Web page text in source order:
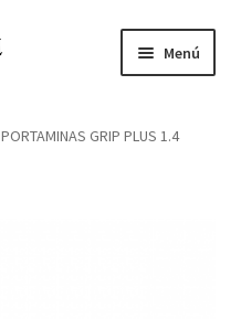
Menú
PORTAMINAS GRIP PLUS 1.4